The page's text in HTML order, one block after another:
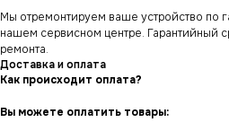
Мы отремонтируем ваше устройство по
нашем сервисном центре. Гарантийный
ремонта.
Доставка и оплата
Как происходит оплата?
Вы можете оплатить товары: